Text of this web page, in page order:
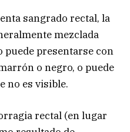
sangrado rectal, la
mezclada
puede presentarse con
o negro, o puede
no es visible.
rectal (en lugar